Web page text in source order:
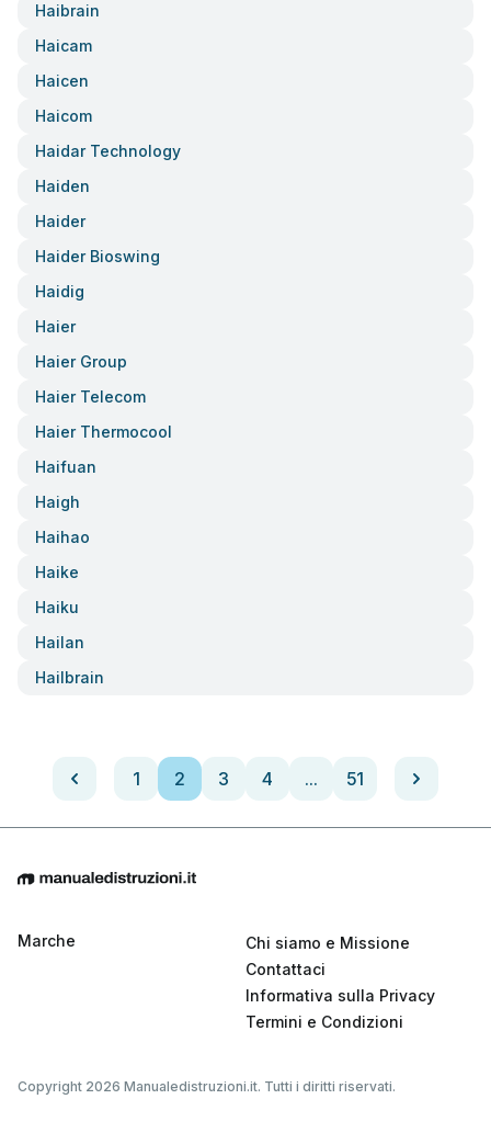
Haibrain
Haicam
Haicen
Haicom
Haidar Technology
Haiden
Haider
Haider Bioswing
Haidig
Haier
Haier Group
Haier Telecom
Haier Thermocool
Haifuan
Haigh
Haihao
Haike
Haiku
Hailan
Hailbrain
1 2 3 4 ... 51
Marche
Chi siamo e Missione
Contattaci
Informativa sulla Privacy
Termini e Condizioni
Copyright 2026 Manualedistruzioni.it. Tutti i diritti riservati.